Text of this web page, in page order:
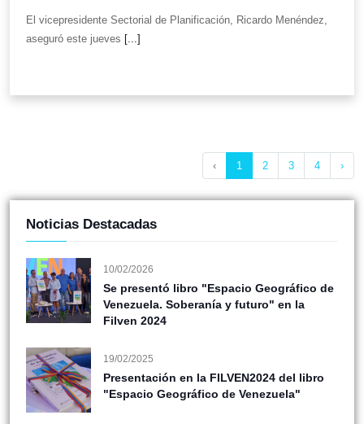
El vicepresidente Sectorial de Planificación, Ricardo Menéndez,
aseguró este jueves [...]
‹ 1 2 3 4 ›
Noticias Destacadas
10/02/2026
Se presentó libro "Espacio Geográfico de
Venezuela. Soberanía y futuro" en la
Filven 2024
19/02/2025
Presentación en la FILVEN2024 del libro
"Espacio Geográfico de Venezuela"